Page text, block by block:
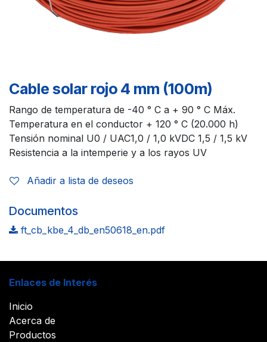
Cable solar rojo 4 mm (100m)
Rango de temperatura de -40 ° C a + 90 ° C Máx.
Temperatura en el conductor + 120 ° C (20.000 h)
Tensión nominal U0 / UAC1,0 / 1,0 kVDC 1,5 / 1,5 kV
Resistencia a la intemperie y a los rayos UV
Añadir a lista de deseos
Documentos
ft_cb_kbe_4_db_en50618_en.pdf
Enlaces de Interés
Inicio
Acerca de
Productos